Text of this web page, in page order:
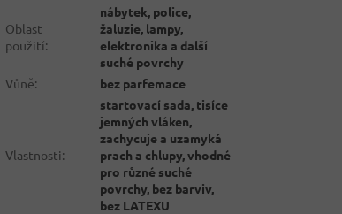
Oblast
použití:
nábytek, police,
žaluzie, lampy,
elektronika a další
suché povrchy
Vůně: bez parfemace
Vlastnosti:
startovací sada, tisíce
jemných vláken,
zachycuje a uzamyká
prach a chlupy, vhodné
pro různé suché
povrchy, bez barviv,
bez LATEXU